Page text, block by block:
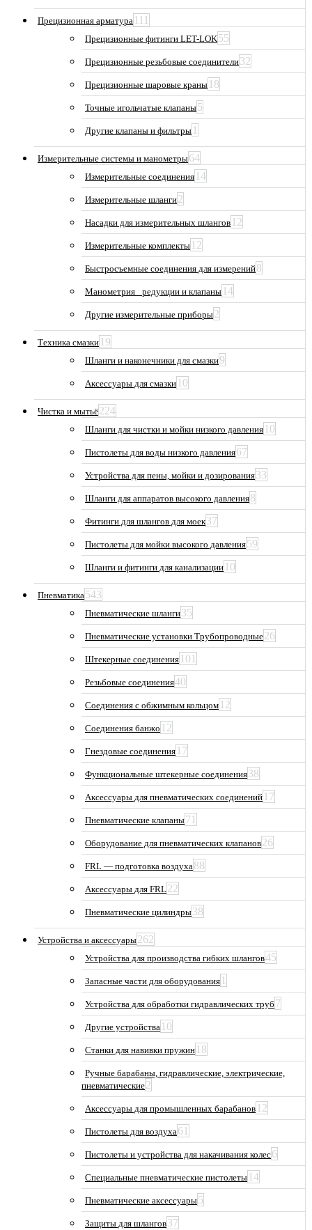
Прецизионная арматура 111
Прецизионные фитинги LET-LOK55
Прецизионные резьбовые соединители32
Прецизионные шаровые краны 18
Точные игольчатые клапаны5
Другие клапаны и фильтры 1
Измерительные системы и манометры64
Измерительные соединения 14
Измерительные шланги2
Насадки для измерительных шлангов 12
Измерительные комплекты 12
Быстросъемные соединения для измерений8
Манометрия_ редукции и клапаны 14
Другие измерительные приборы2
Техника смазки 19
Шланги и наконечники для смазки9
Аксессуары для смазки 10
Чистка и мытьё224
Шланги для чистки и мойки низкого давления 10
Пистолеты для воды низкого давления67
Устройства для пены, мойки и дозирования33
Шланги для аппаратов высокого давления8
Фитинги для шлангов для моек37
Пистолеты для мойки высокого давления59
Шланги и фитинги для канализации 10
Пневматика543
Пневматические шланги35
Пневматические установки Трубопроводные26
Штекерные соединения 101
Резьбовые соединения40
Соединения с обжимным кольцом 12
Соединения банжо 12
Гнездовые соединения 17
Функциональные штекерные соединения38
Аксессуары для пневматических соединений 17
Пневматические клапаны71
Оборудование для пневматических клапанов26
FRL — подготовка воздуха88
Аксессуары для FRL22
Пневматические цилиндры38
Устройства и аксессуары262
Устройства для производства гибких шлангов45
Запасные части для оборудования 1
Устройства для обработки гидравлических труб 7
Другие устройства 10
Станки для навивки пружин 18
Ручные барабаны, гидравлические, электрические,
пневматические2
Аксессуары для промышленных барабанов 12
Пистолеты для воздуха61
Пистолеты и устройства для накачивания колес6
Специальные пневматические пистолеты 14
Пневматические аксессуары5
Защиты для шлангов37